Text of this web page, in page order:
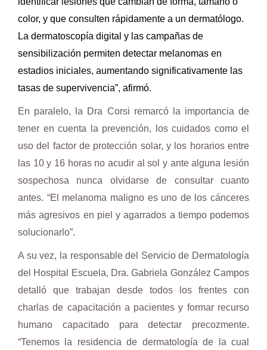
color, y que consulten rápidamente a un dermatólogo.
La dermatoscopía digital y las campañas de
sensibilización permiten detectar melanomas en
estadios iniciales, aumentando significativamente las
tasas de supervivencia”, afirmó.
En paralelo, la Dra Corsi remarcó la importancia de
tener en cuenta la prevención, los cuidados como el
uso del factor de protección solar, y los horarios entre
las 10 y 16 horas no acudir al sol y ante alguna lesión
sospechosa nunca olvidarse de consultar cuanto
antes. “El melanoma maligno es uno de los cánceres
más agresivos en piel y agarrados a tiempo podemos
solucionarlo”.
A su vez, la responsable del Servicio de Dermatología
del Hospital Escuela, Dra. Gabriela González Campos
detalló que trabajan desde todos los frentes con
charlas de capacitación a pacientes y formar recurso
humano capacitado para detectar precozmente.
“Tenemos la residencia de dermatología de la cual